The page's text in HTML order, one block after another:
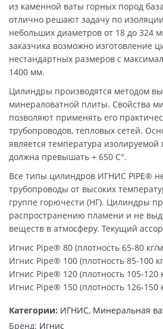
из каменной ваты горных пород
отлично решают задачу по
небольших диаметров от 18 до 324
заказчика возможно изготовление
нестандартных размеров с
1400 мм.
Цилиндры производятся методом
минераловатной плиты. Свойства
позволяют применять его
трубопроводов, тепловых сетей.
является температура изолируемой
должна превышать + 650 C°.
Все типы цилиндров ИГНИС PIPE®
трубопроводы от высоких
группе горючести (НГ). Цилиндры
распространению пламени и не
веществ в атмосферу. Текущий
Игнис Pipe® 80 (плотность 65-80 кг/
Игнис Pipe® 100 (плотность 85-100
Игнис Pipe® 120 (плотность 105-120
Игнис Pipe® 150 (плотность 126-150
Категории: ИГНИС, Минеральная
Бренд: Игнис